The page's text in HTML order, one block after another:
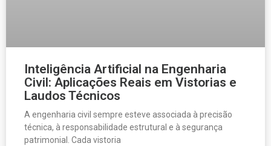
Inteligência Artificial na Engenharia
Civil: Aplicações Reais em Vistorias e
Laudos Técnicos
A engenharia civil sempre esteve associada à precisão
técnica, à responsabilidade estrutural e à segurança
patrimonial. Cada vistoria